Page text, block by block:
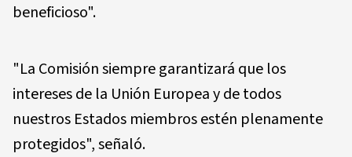
beneficioso".
"La Comisión siempre garantizará que los
intereses de la Unión Europea y de todos
nuestros Estados miembros estén plenamente
protegidos", señaló.